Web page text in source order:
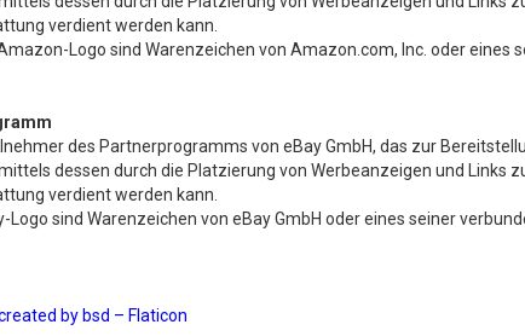
verdient werden kann.
Logo sind Warenzeichen von Amazon.com, Inc. oder eines
des Partnerprogramms von eBay GmbH, das zur
dessen durch die Platzierung von Werbeanzeigen und Links
verdient werden kann.
Logo sind Warenzeichen von eBay GmbH oder eines seiner
by bsd – Flaticon